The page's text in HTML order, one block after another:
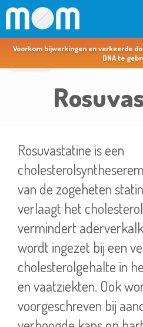
Voorkom bijwerkingen en verkeerde
DNA te
Rosuvastatine is een
van de zogeheten
verlaagt het
vermindert
wordt ingezet bij een
cholesterolgehalte in
en vaatziekten. Ook
voorgeschreven bij